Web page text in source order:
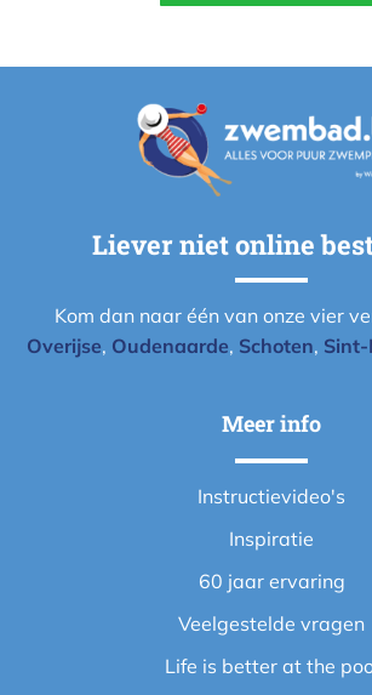
Liever niet online
Kom dan naar één van onze vier
Overijse, Oudenaarde, Schoten,
Meer info
Instructievideo's
Inspiratie
60 jaar ervaring
Veelgestelde vragen
Life is better at the